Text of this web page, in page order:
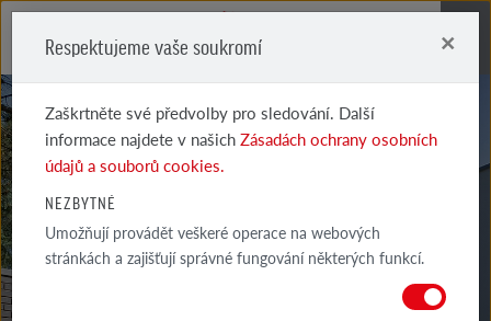
MARSEILLE
Respektujeme vaše soukromí ×
Zaškrtněte své předvolby pro sledování. Další
informace najdete v našichZásadách ochrany osobních
údajů a souborů cookies.
NEZBYTNÉ
Umožňují provádět veškeré operace na webových
stránkách a zajišťují správné fungování některých funkcí.